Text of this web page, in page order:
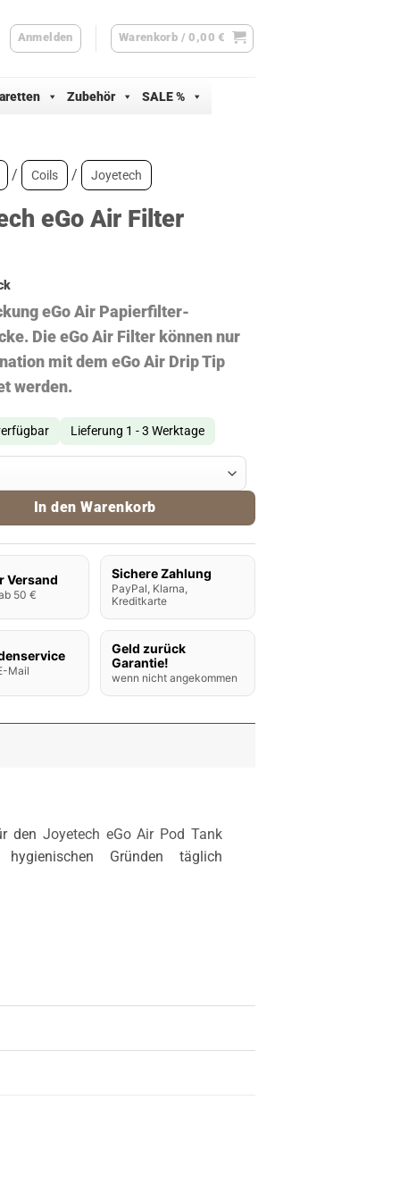
Anmelden Warenkorb /0,00€
Zubehör SALE %
/ Coils / Joyetech
eGo Air Filter
eGo Air Papierfilter-
. Die eGo Air Filter können nur
mit dem eGo Air Drip Tip
werden.
Lieferung 1 - 3 Werktage
Air Filter Menge
In den Warenkorb
Versand
50 €
Sichere Zahlung
PayPal, Klarna,
Kreditkarte
Mail
Geld zurück
Garantie!
wenn nicht angekommen
den Joyetech eGo Air Pod Tank
Gründen täglich